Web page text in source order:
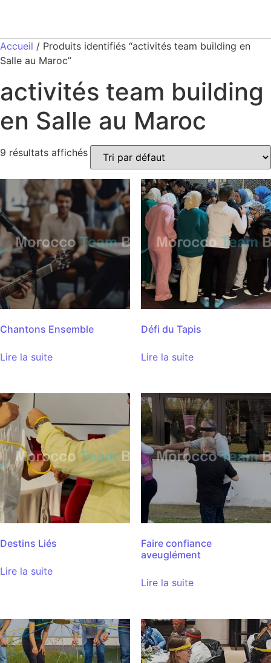
Accueil / Produits identifiés “activités team building en
Salle au Maroc”
activités team building
en Salle au Maroc
9 résultats affichés
Chantons Ensemble
Lire la suite
Défi du Tapis
Lire la suite
Destins Liés
Lire la suite
Faire confiance
aveuglément
Lire la suite